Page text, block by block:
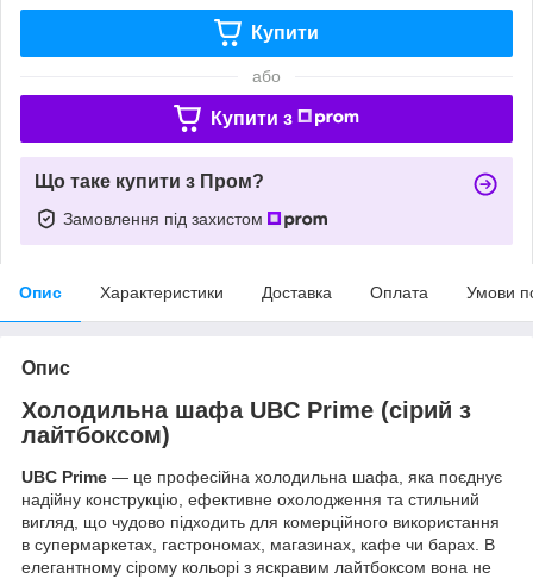
Купити
або
Купити з
Що таке купити з Пром?
Замовлення під захистом
Опис Характеристики Доставка Оплата Умови
Опис
Холодильна шафа UBC Prime (сірий з
лайтбоксом)
UBC Prime — це професійна холодильна шафа, яка поєднує
надійну конструкцію, ефективне охолодження та стильний
вигляд, що чудово підходить для комерційного використання
в супермаркетах, гастрономах, магазинах, кафе чи барах. В
елегантному сірому кольорі з яскравим лайтбоксом вона не